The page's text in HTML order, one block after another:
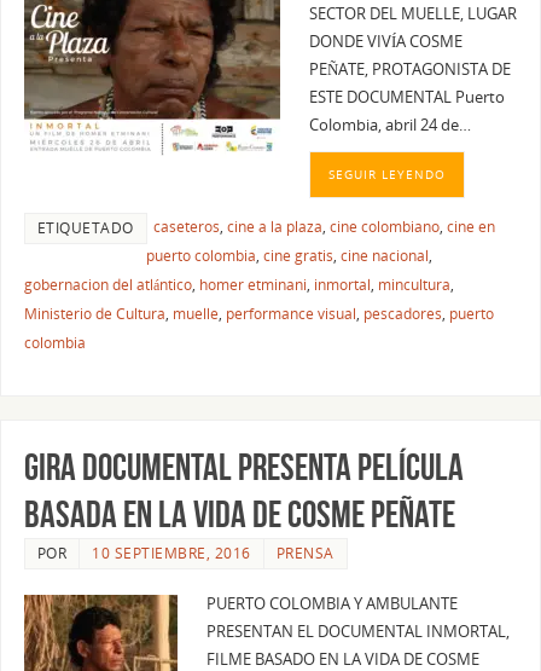
SECTOR DEL MUELLE, LUGAR
DONDE VIVÍA COSME
PEÑATE, PROTAGONISTA DE
ESTE DOCUMENTAL Puerto
Colombia, abril 24 de…
SEGUIR LEYENDO
ETIQUETADO caseteros, cine a la plaza, cine colombiano, cine en
puerto colombia, cine gratis, cine nacional,
gobernacion del atlántico, homer etminani, inmortal, mincultura,
Ministerio de Cultura, muelle, performance visual, pescadores, puerto
colombia
Gira Documental presenta película
basada en la vida de Cosme Peñate
POR 10 SEPTIEMBRE, 2016 PRENSA
PUERTO COLOMBIA Y AMBULANTE
PRESENTAN EL DOCUMENTAL INMORTAL,
FILME BASADO EN LA VIDA DE COSME